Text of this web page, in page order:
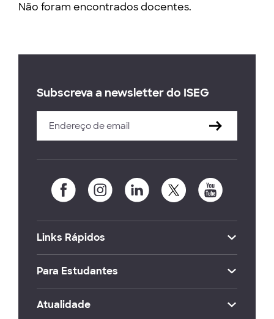
Não foram encontrados docentes.
Subscreva a newsletter do ISEG
Links Rápidos
Para Estudantes
Atualidade